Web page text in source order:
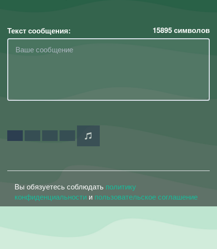
Текст сообщения: 15895символов
Вы обязуетесь соблюдать политику
конфиденциальности и пользовательское соглашение